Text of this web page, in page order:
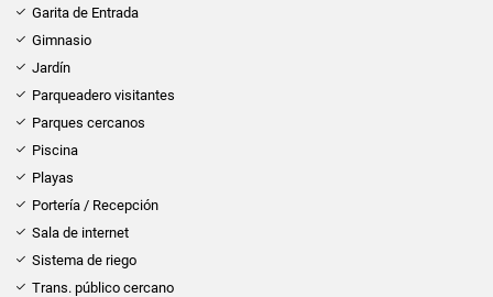
Garita de Entrada
Gimnasio
Jardín
Parqueadero visitantes
Parques cercanos
Piscina
Playas
Portería / Recepción
Sala de internet
Sistema de riego
Trans. público cercano